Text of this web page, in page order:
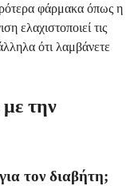
φάρμακα όπως η
ελαχιστοποιεί τις
ότι λαμβάνετε
την
τον διαβήτη;